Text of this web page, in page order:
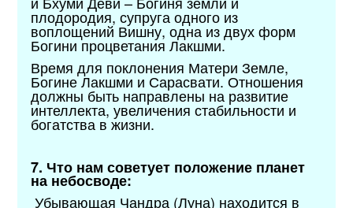
плодородия, супруга одного из
воплощений Вишну, одна из двух форм
Богини процветания Лакшми.
Время для поклонения Матери Земле,
Богине Лакшми и Сарасвати. Отношения
должны быть направлены на развитие
интеллекта, увеличения стабильности и
богатства в жизни.
7. Что нам советует положение планет
на небосводе:
Убывающая Чандра (Луна) находится в